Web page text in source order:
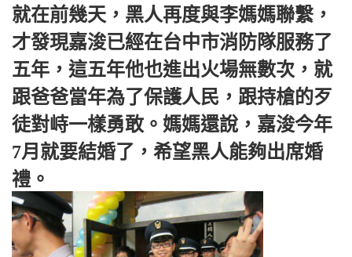
就在前幾天，黑人再度與李媽媽聯繫，
才發現嘉浚已經在台中市消防隊服務了
五年，這五年他也進出火場無數次，就
跟爸爸當年為了保護人民，跟持槍的歹
徒對峙一樣勇敢。 媽媽還說，嘉浚今年
7月就要結婚了，希望黑人能夠出席婚
禮。